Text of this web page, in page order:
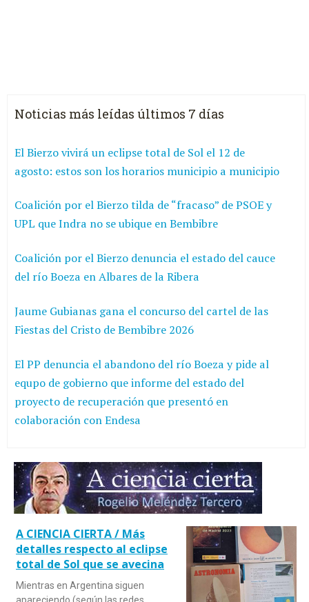
Noticias más leídas últimos 7 días
El Bierzo vivirá un eclipse total de Sol el 12 de
agosto: estos son los horarios municipio a municipio
Coalición por el Bierzo tilda de “fracaso” de PSOE y
UPL que Indra no se ubique en Bembibre
Coalición por el Bierzo denuncia el estado del cauce
del río Boeza en Albares de la Ribera
Jaume Gubianas gana el concurso del cartel de las
Fiestas del Cristo de Bembibre 2026
El PP denuncia el abandono del río Boeza y pide al
equpo de gobierno que informe del estado del
proyecto de recuperación que presentó en
colaboración con Endesa
A CIENCIA CIERTA / Más
detalles respecto al eclipse
total de Sol que se avecina
Mientras en Argentina siguen
apareciendo (según las redes